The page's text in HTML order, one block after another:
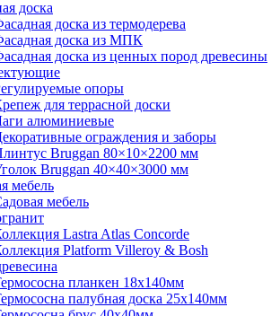
доска
доска из термодерева
доска из МПК
доска из ценных пород древесины
опоры
для террасной доски
алюминиевые
ограждения и заборы
Bruggan 80×10×2200 мм
Bruggan 40×40×3000 мм
мебель
мебель
Lastra Atlas Concorde
Platform Villeroy & Bosh
планкен 18х140мм
палубная доска 25х140мм